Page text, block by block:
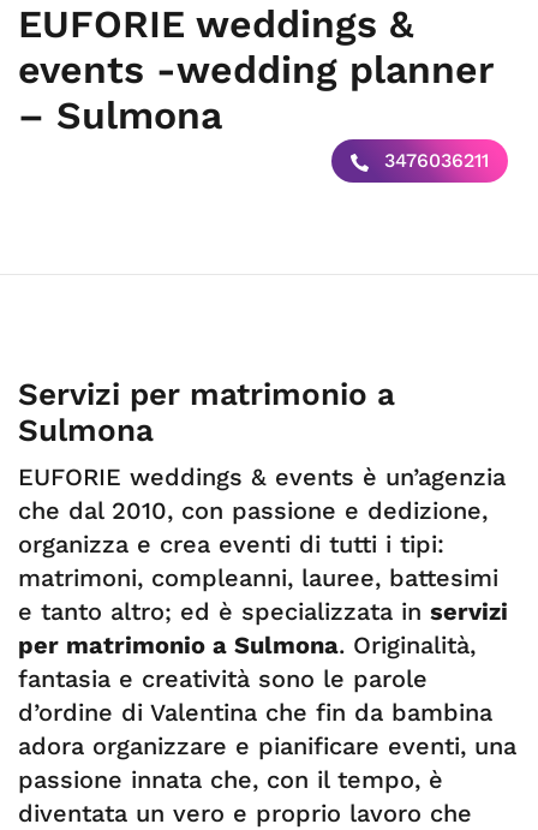
EUFORIE weddings &
events -wedding planner
– Sulmona
3476036211
Servizi per matrimonio a
Sulmona
EUFORIE weddings & events è un’agenzia
che dal 2010, con passione e dedizione,
organizza e crea eventi di tutti i tipi:
matrimoni, compleanni, lauree, battesimi
e tanto altro; ed è specializzata in servizi
per matrimonio a Sulmona. Originalità,
fantasia e creatività sono le parole
d’ordine di Valentina che fin da bambina
adora organizzare e pianificare eventi, una
passione innata che, con il tempo, è
diventata un vero e proprio lavoro che